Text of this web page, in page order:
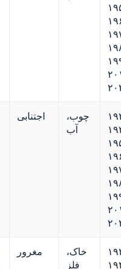
اجتنابی
چوب،
آب
مغرور
خاک،
فلز